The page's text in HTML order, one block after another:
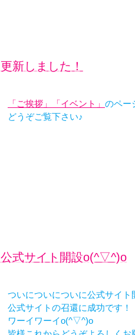
更新しました！
「ご挨拶」 「イベント」 のペー
どうぞご覧下さい♪
公式サイト開設o(^▽^)o
ついについについに公式サイト
公式サイトの召還に成功です！
ワーイワーイo(^▽^)o